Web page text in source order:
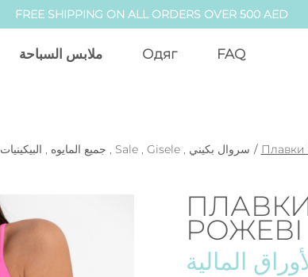
FREE SHIPPING ON ALL ORDERS OVER 500 AED
ملابس السباحة Одяг
FAQ
جميع المايوه , البيكينيات , Sale, Gisele, سروال بكيني / Плавки
РОЖЕВІ
المالية